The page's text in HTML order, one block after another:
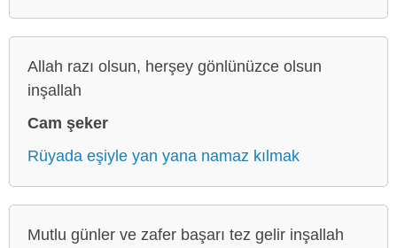
Allah razı olsun, herşey gönlünüzce olsun
inşallah
Cam şeker
Rüyada eşiyle yan yana namaz kılmak
Mutlu günler ve zafer başarı tez gelir inşallah